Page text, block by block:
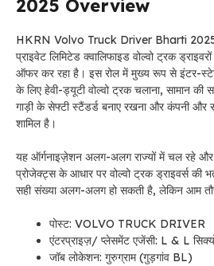
2025 Overview
HKRN Volvo Truck Driver Bharti 2025:
प्राइवेट लिमिटेड क्वालिफाइड वोल्वो ट्रक
ऑफर कर रहा है। इस रोल में मुख्य रूप से इंटर-
के लिए हेवी-ड्यूटी वोल्वो ट्रक चलाना, सामान की
गाड़ी के सेफ्टी स्टैंडर्ड बनाए रखना और कंपनी और
शामिल है।
यह ऑर्गनाइज़ेशन अलग-अलग राज्यों में चल रहे
प्रोजेक्ट्स के आधार पर वोल्वो ट्रक ड्राइवर्स की
सही संख्या अलग-अलग हो सकती है, लेकिन आम
पोस्ट: VOLVO TRUCK DRIVER
एंटरप्राइज़/ प्लेसमेंट एजेंसी: L & L
जॉब लोकेशन: गुरुग्राम (गुड़गांव BL)